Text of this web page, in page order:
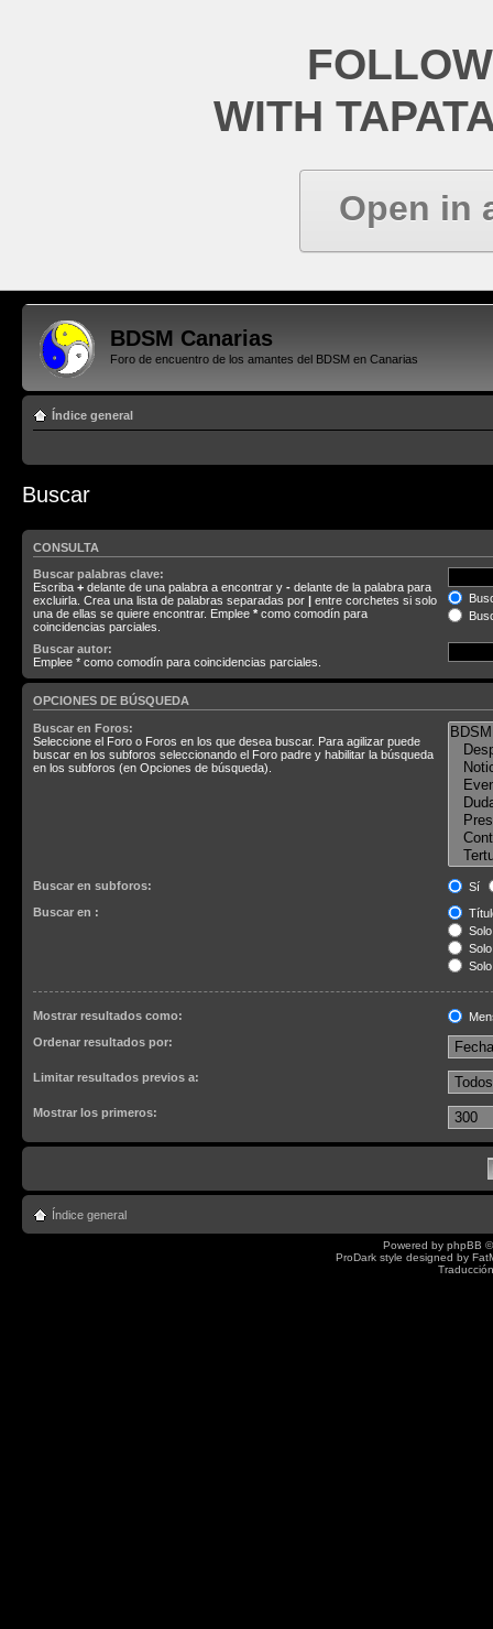
WITH
Open in
BDSM Canarias
Foro de encuentro de los amantes del BDSM en Canarias
Índice general
Buscar
CONSULTA
Buscar palabras clave:
Escriba + delante de una palabra a encontrar y - delante de la palabra para
excluirla. Crea una lista de palabras separadas por | entre corchetes si solo
una de ellas se quiere encontrar. Emplee * como comodín para
coincidencias parciales.
Buscar autor:
Emplee * como comodín para coincidencias parciales.
OPCIONES DE BÚSQUEDA
Buscar en Foros:
Seleccione el Foro o Foros en los que desea buscar. Para agilizar puede
buscar en los subforos seleccionando el Foro padre y habilitar la búsqueda
en los subforos (en Opciones de búsqueda).
Buscar en subforos:
Sí
Buscar en :
Mostrar resultados como:
Ordenar resultados por:
Limitar resultados previos a:
Mostrar los primeros:
Índice general
Powered by phpBB
ProDark style designed by